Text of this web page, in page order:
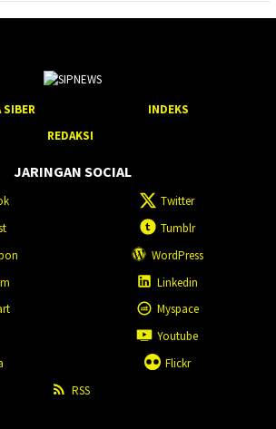
SIBER
INDEKS
REDAKSI
JARINGAN SOCIAL
Twitter
Tumblr
WordPress
Linkedin
Myspace
Youtube
Flickr
RSS